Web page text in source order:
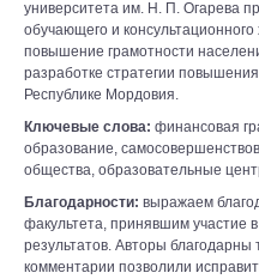
университета им. Н. П. Огарева
обучающего и
повышение грамотности
разработке стратегии
Республике Мордовия.
Ключевые слова: финансовая
образование,
общества, образовательные
Благодарности: выражаем
факультета, принявшим участие
результатов. Авторы благодарны
комментарии позволили